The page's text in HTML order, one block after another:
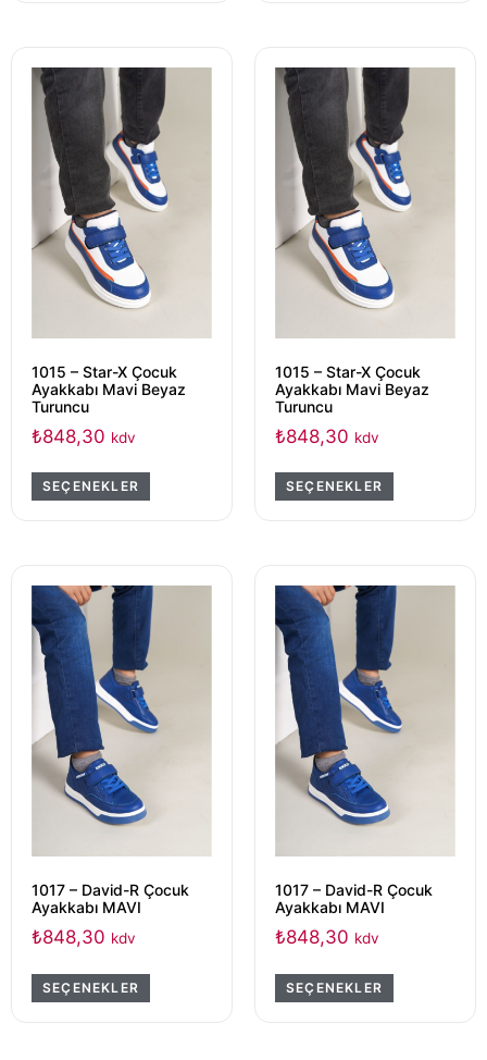
1015 – Star-X Çocuk
Ayakkabı Mavi Beyaz
Turuncu
₺848,30 kdv
SEÇENEKLER
1015 – Star-X Çocuk
Ayakkabı Mavi Beyaz
Turuncu
₺848,30 kdv
SEÇENEKLER
1017 – David-R Çocuk
Ayakkabı MAVI
₺848,30 kdv
SEÇENEKLER
1017 – David-R Çocuk
Ayakkabı MAVI
₺848,30 kdv
SEÇENEKLER